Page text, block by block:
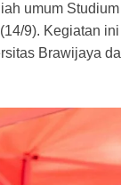
umum
9). Kegiatan
Brawijaya